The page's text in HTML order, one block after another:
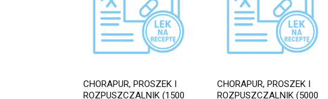
CHORAPUR, PROSZEK I
ROZPUSZCZALNIK (1500
CHORAPUR, PROSZEK I
ROZPUSZCZALNIK (5000